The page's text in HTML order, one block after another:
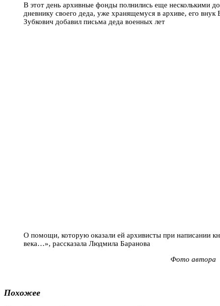
В этот день архивные фонды полнились еще несколькими
дневнику своего деда, уже хранящемуся в архиве, его внук
Зубкович добавил письма деда военных лет
О помощи, которую оказали ей архивисты при написании
века…», рассказала Людмила Баранова
Фото автора
Похожее